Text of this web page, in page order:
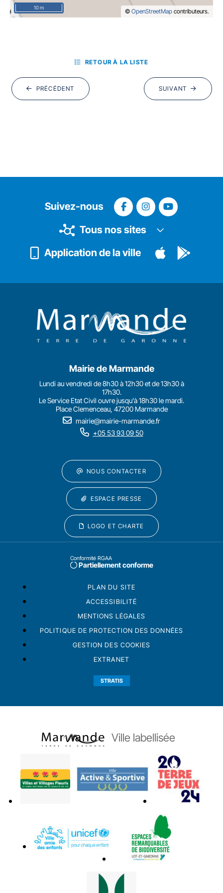
© OpenStreetMap contributeurs.
10 m
PRÉCÉDENT
RETOUR À LA LISTE
SUIVANT
Suivez-nous
Tous nos sites
Application de la ville
Mairie de Marmande
Lundi au vendredi de 8h30 à 12h30 et de 13h30 à
17h30.
Le Service Etat Civil ouvre jusqu'à 18h30 le mardi.
Place Clemenceau, 47200 Marmande
mairie@mairie-marmande.fr
+05 53 93 09 50
NOUS CONTACTER
ESPACE PRESSE
LOGO ET CHARTE
Conformité RGAA
Partiellement conforme
PLAN DU SITE
ACCESSIBILITÉ
MENTIONS LÉGALES
POLITIQUE DE PROTECTION DES DONNÉES
GESTION DES COOKIES
EXTRANET
STRATIS
Ville labellisée